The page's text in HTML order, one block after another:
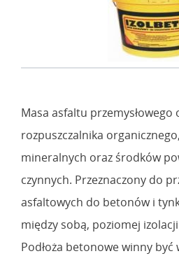
Masa asfaltu przemysłowego
rozpuszczalnika
mineralnych oraz środków
czynnych. Przeznaczony do
asfaltowych do betonów i
między sobą, poziomej
Podłoża betonowe winny być